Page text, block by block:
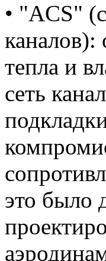
• "ACS"
каналов):
тепла и
сеть
это было